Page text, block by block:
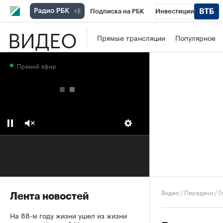
Подписка на РБК Инвестиции
ВИДЕО Прямые трансляции Популярное
Видео / Передачи /
Прямой эфир
Лента новостей
На 88-м году жизни ушел из жизни